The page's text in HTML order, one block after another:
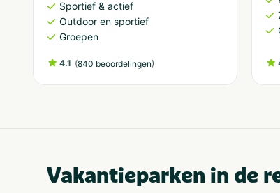
Sportief & actief
Outdoor en sportief
Groepen
4.1 (840 beoordelingen)
Vakantieparken in de